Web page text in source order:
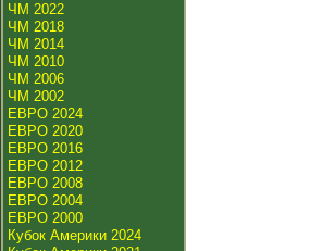
ЧМ 2022
ЧМ 2018
ЧМ 2014
ЧМ 2010
ЧМ 2006
ЧМ 2002
ЕВРО 2024
ЕВРО 2020
ЕВРО 2016
ЕВРО 2012
ЕВРО 2008
ЕВРО 2004
ЕВРО 2000
Кубок Америки 2024